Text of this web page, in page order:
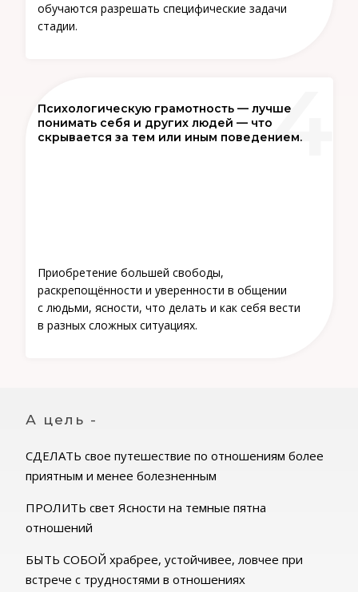
обучаются разрешать специфические задачи
стадии.
Психологическую грамотность — лучше
понимать себя и других людей — что
скрывается за тем или иным поведением.
Приобретение большей свободы,
раскрепощённости и уверенности в общении
с людьми, ясности, что делать и как себя вести
в разных сложных ситуациях.
А цель -
СДЕЛАТЬ свое путешествие по отношениям более
приятным и менее болезненным
ПРОЛИТЬ свет Ясности на темные пятна
отношений
БЫТЬ СОБОЙ храбрее, устойчивее, ловчее при
встрече с трудностями в отношениях